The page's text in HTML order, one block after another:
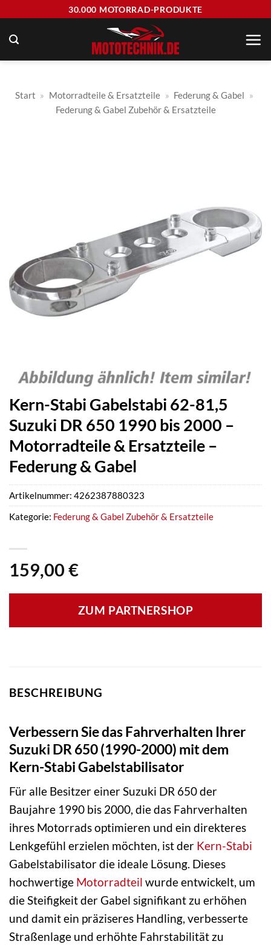
springen
30.000 MOTORRAD-PRODUKTE
Start » Motorradteile & Ersatzteile » Federung & Gabel »
Federung & Gabel Zubehör & Ersatzteile
Kern-Stabi Gabelstabi 62-81,5
Suzuki DR 650 1990 bis 2000 –
Motorradteile & Ersatzteile –
Federung & Gabel
159,00 €
ZUM PARTNERSHOP
Artikelnummer: 4262387880323
Kategorie: Federung & Gabel Zubehör & Ersatzteile
BESCHREIBUNG
Verbessern Sie das Fahrverhalten Ihrer
Suzuki DR 650 (1990-2000) mit dem
Kern-Stabi Gabelstabilisator
Für alle Besitzer einer Suzuki DR 650 der
Baujahre 1990 bis 2000, die das Fahrverhalten
ihres Motorrads optimieren und ein direkteres
Lenkgefühl erzielen möchten, ist der Kern-Stabi
Gabelstabilisator die ideale Lösung. Dieses
hochwertige Motorradteil wurde entwickelt, um
die Steifigkeit der Gabel signifikant zu erhöhen
und damit ein präziseres Handling, verbesserte
Straßenlage und erhöhte Fahrstabilität zu